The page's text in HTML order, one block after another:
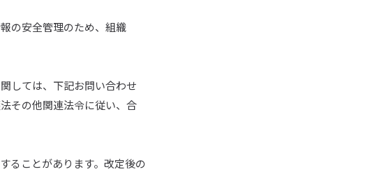
の安全管理のため、組織
しては、下記お問い合わせ
その他関連法令に従い、合
ることがあります。改定後の